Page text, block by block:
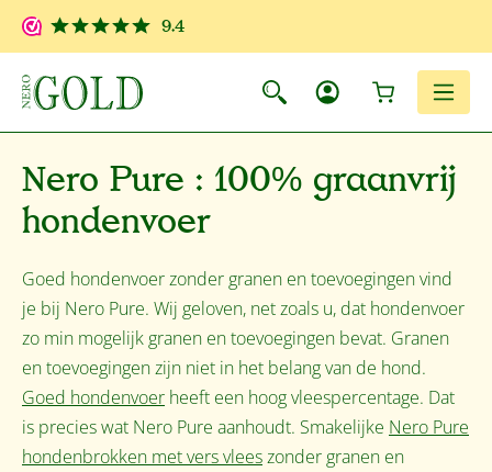
Ga naar de hoofdinhoud
9.4
Nero Pure : 100% graanvrij
hondenvoer
Goed hondenvoer zonder granen en toevoegingen vind
je bij Nero Pure. Wij geloven, net zoals u, dat hondenvoer
zo min mogelijk granen en toevoegingen bevat. Granen
en toevoegingen zijn niet in het belang van de hond.
Goed hondenvoer heeft een hoog vleespercentage. Dat
is precies wat Nero Pure aanhoudt. Smakelijke Nero Pure
hondenbrokken met vers vleeszonder granen en